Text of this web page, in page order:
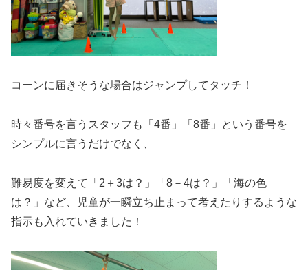
コーンに届きそうな場合はジャンプしてタッチ！
時々番号を言うスタッフも「4番」「8番」という番号を
シンプルに言うだけでなく、
難易度を変えて「2＋3は？」「8－4は？」「海の色
は？」など、児童が一瞬立ち止まって考えたりするような
指示も入れていきました！